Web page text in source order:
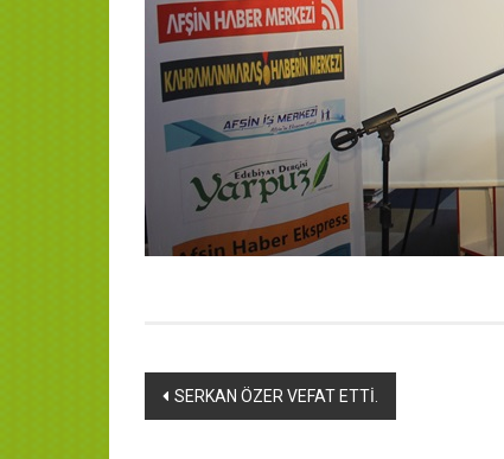
Yazı
SERKAN ÖZER VEFAT ETTİ.